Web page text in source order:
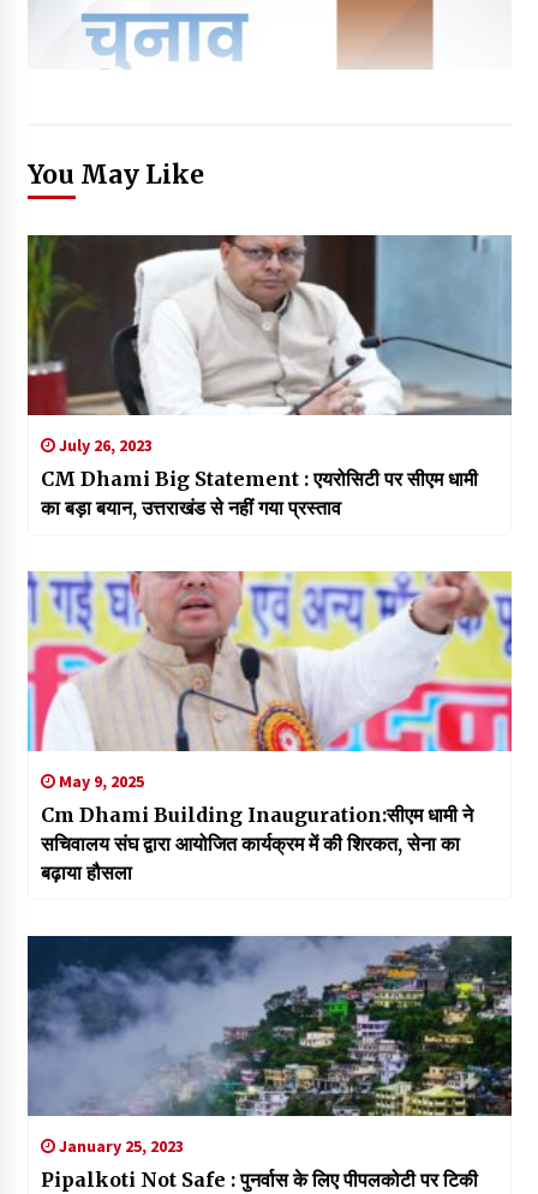
You May Like
July 26, 2023
CM Dhami Big Statement : एयरोसिटी पर सीएम धामी
का बड़ा बयान, उत्तराखंड से नहीं गया प्रस्ताव
May 9, 2025
Cm Dhami Building Inauguration:सीएम धामी ने
सचिवालय संघ द्वारा आयोजित कार्यक्रम में की शिरकत, सेना का
बढ़ाया हौसला
January 25, 2023
Pipalkoti Not Safe : पुनर्वास के लिए पीपलकोटी पर टिकी